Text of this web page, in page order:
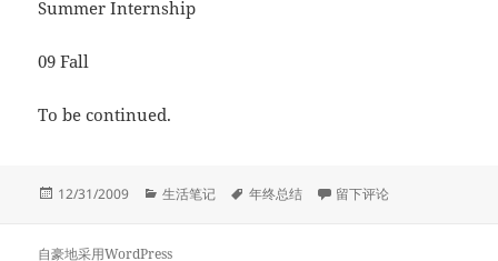
Summer Internship
09 Fall
To be continued.
发
12/31/2009
分
生活笔记
标
年终总结 于09年感悟
留下评论
自豪地采用WordPress